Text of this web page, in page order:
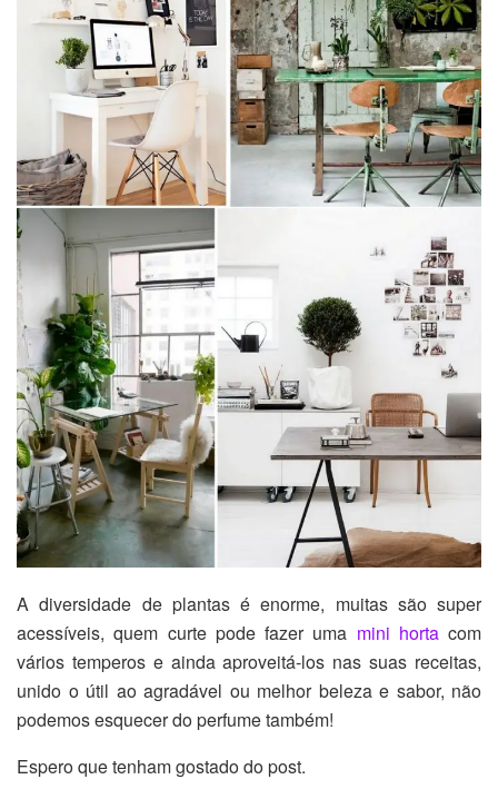
A diversidade de plantas é enorme, muitas são super
acessíveis, quem curte pode fazer uma mini hortacom
vários temperos e ainda aproveitá-los nas suas receitas,
unido o útil ao agradável ou melhor beleza e sabor, não
podemos esquecer do perfume também!
Espero que tenham gostado do post.